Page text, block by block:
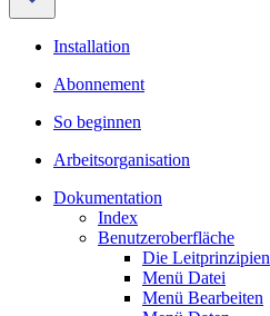
Installation
Abonnement
So beginnen
Arbeitsorganisation
Dokumentation
Index
Benutzeroberfläche
Die Leitprinzipien
Menü Datei
Menü Bearbeiten